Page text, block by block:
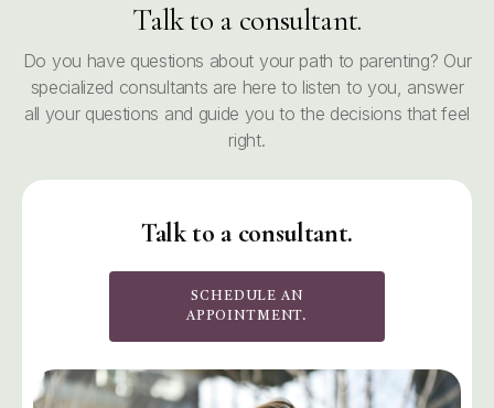
Talk to a consultant.
Do you have questions about your path to parenting? Our
specialized consultants are here to listen to you, answer
all your questions and guide you to the decisions that feel
right.
Talk to a consultant.
SCHEDULE AN
APPOINTMENT.